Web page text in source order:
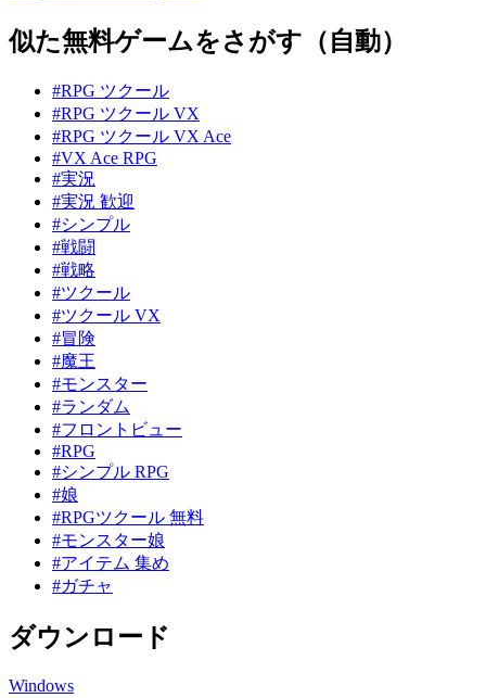
似た無料ゲームをさがす（自動）
#RPG ツクール
#RPG ツクール VX
#RPG ツクール VX Ace
#VX Ace RPG
#実況
#実況 歓迎
#シンプル
#戦闘
#戦略
#ツクール
#ツクール VX
#冒険
#魔王
#モンスター
#ランダム
#フロントビュー
#RPG
#シンプル RPG
#娘
#RPGツクール 無料
#モンスター娘
#アイテム 集め
#ガチャ
ダウンロード
Windows